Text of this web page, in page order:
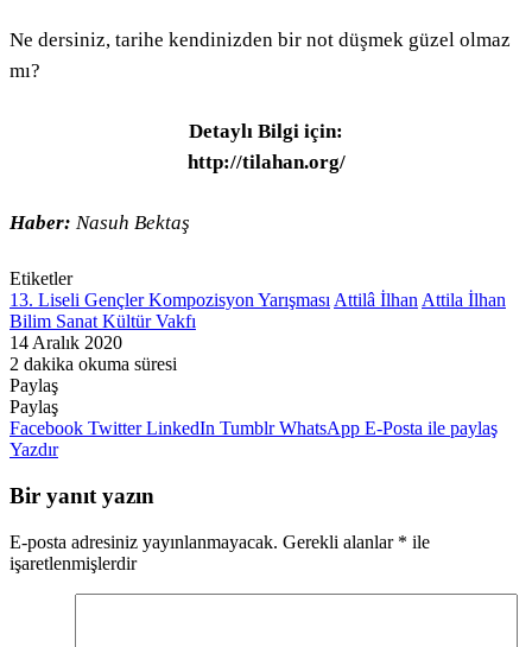
Ne dersiniz, tarihe kendinizden bir not düşmek güzel olmaz
mı?
Detaylı Bilgi için:
http://tilahan.org/
Haber: Nasuh Bektaş
Etiketler
13. Liseli Gençler Kompozisyon Yarışması Attilâ İlhan Attila İlhan
Bilim Sanat Kültür Vakfı
14 Aralık 2020
2 dakika okuma süresi
Paylaş
Facebook
Twitter
LinkedIn
Pinterest
Messenger
Messenger
WhatsApp
Telegram
E-
Posta
ile
Yazdır
Paylaş
Facebook Twitter LinkedIn Tumblr WhatsApp E-Posta ile paylaş
Yazdır
Bir yanıt yazın
E-posta adresiniz yayınlanmayacak. Gerekli alanlar * ile
işaretlenmişlerdir